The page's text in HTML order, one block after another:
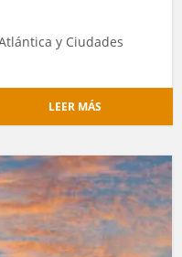
y Ciudades
LEER MÁS